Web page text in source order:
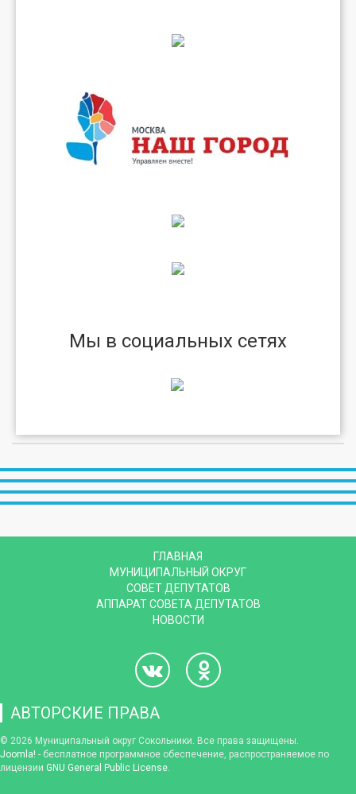
Мы в социальных сетях
ГЛАВНАЯ
МУНИЦИПАЛЬНЫЙ ОКРУГ
СОВЕТ ДЕПУТАТОВ
АППАРАТ СОВЕТА ДЕПУТАТОВ
НОВОСТИ
АВТОРСКИЕ ПРАВА
© 2026 Муниципальный округ Сокольники. Все права защищены.
Joomla! - бесплатное программное обеспечение, распространяемое по
лицензии GNU General Public License.